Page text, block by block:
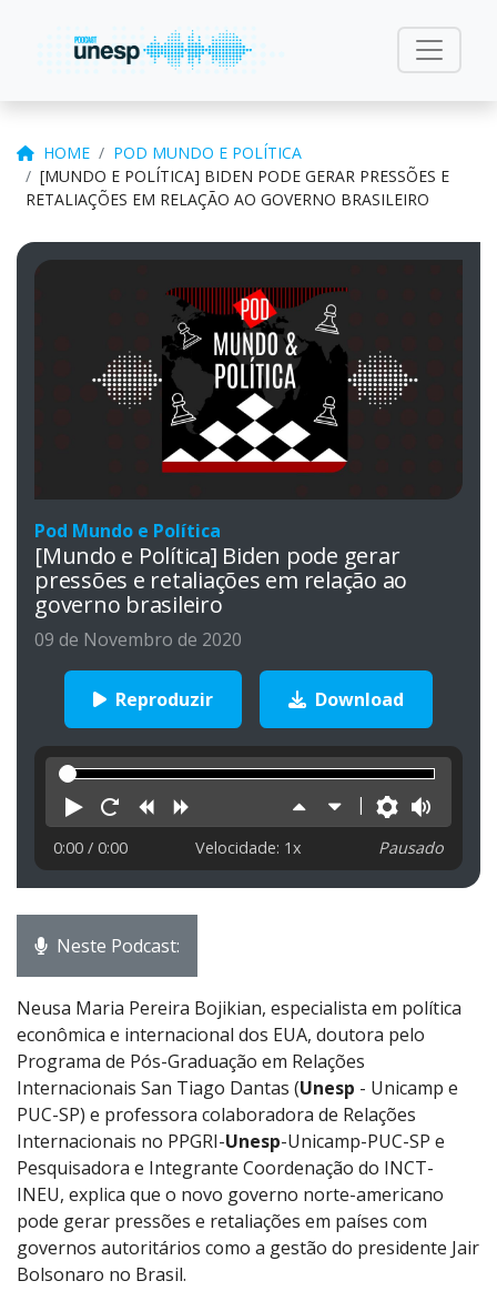
HOME
POD MUNDO E POLÍTICA
[MUNDO E POLÍTICA] BIDEN PODE GERAR PRESSÕES E
RETALIAÇÕES EM RELAÇÃO AO GOVERNO BRASILEIRO
Pod Mundo e Política
[Mundo e Política] Biden pode gerar
pressões e retaliações em relação ao
governo brasileiro
09 de Novembro de 2020
Reproduzir Download
Reproduzir
ReiniciarRetroceder
Aumentar
velocidade
Diminuir
velocidade
0:00 / 0:00 Velocidade: 1x Pausado
Neste Podcast:
Neusa Maria Pereira Bojikian, especialista em política
econômica e internacional dos EUA, doutora pelo
Programa de Pós-Graduação em Relações
Internacionais San Tiago Dantas (Unesp - Unicamp e
PUC-SP) e professora colaboradora de Relações
Internacionais no PPGRI-Unesp-Unicamp-PUC-SP e
Pesquisadora e Integrante Coordenação do INCT-
INEU, explica que o novo governo norte-americano
pode gerar pressões e retaliações em países com
governos autoritários como a gestão do presidente Jair
Bolsonaro no Brasil.